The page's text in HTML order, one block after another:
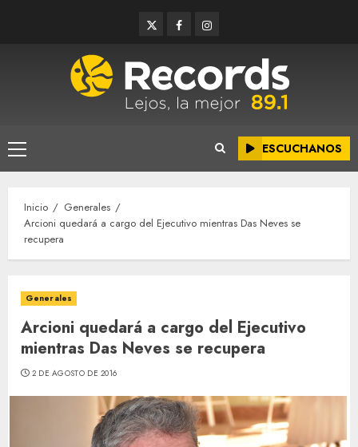
TwitterFacebookInstagram
Menú
principal
ESCUCHANOS
Inicio
Generales
Arcioni quedará a cargo del Ejecutivo mientras Das Neves se
recupera
Generales
Arcioni quedará a cargo del Ejecutivo
mientras Das Neves se recupera
2 DE AGOSTO DE 2016